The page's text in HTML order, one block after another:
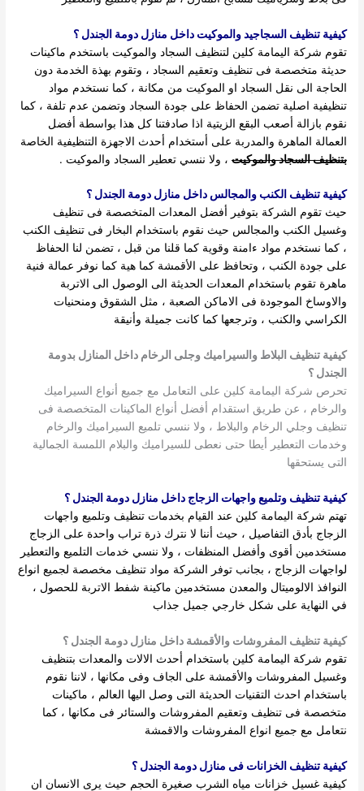
كيفية تنظيف السجاجيد والموكيت داخل منازل دومة الجندل ؟
تقوم شركة اليمامة كلين لتنظيف السجاد والموكيت باستخدم ماكينات
حديثة متخصصة فى تنظيف وتعقيم السجاد ، وتقوم بهذة الخدمة دون
الحاجة الى نقل السجاد او الموكيت من مكانة ، كما نستخدم مواد
تنظيفية اصلية تضمن الحفاظ على جودة السجاد وتضمن عدم تلفة ، كما
نقوم بازالة أصعب البقع الزيتية اذا صادفتنا كل هذا بواسطة أفضل
العمالة الماهرة والمدربة على أستخدام أحدث الاجهزة التنظيفية الخاصة
بتنظيف السجاد والموكيت ، ولا ننسي تعطير السجاد والموكيت .
كيفية تنظيف الكنب والمجالس داخل منازل دومة الجندل ؟
حيث تقوم الشركة بتوفير أفضل المعدات المتخصصة فى تنظيف
وغسيل الكنب والمجالس حيث نقوم باستخدام البخار فى تنظيف الكنب
، كما نستخدم مواد ءامنة وقوية كما قلنا من قبل ، تضمن لنا الحفاظ
على جودة الكنب ، وتحافظ على الأقمشة كما هية كما نوفر عمالة فنية
ماهرة تقوم باستخدام المعدات الحديثة الى الوصول الى الاتربة
والاوساخ الموجودة فى الاماكن الصعبة ، مثل الشقوق ومنحنيات
الكراسي والكنب ، وترجعها كما كانت جميلة وأنيقة
كيفية تنظيف البلاط والسيراميك وجلى الرخام داخل المنازل بدومة
الجندل ؟
تحرص شركة اليمامة كلين على التعامل مع جميع أنواع السيراميك
والرخام ، عن طريق استقدام أفضل أنواع الماكينات المتخصصة فى
تنظيف وجلي الرخام والبلاط ، ولا ننسي تلميع السيراميك والرخام
وخدمات التعطير أيطا حتى نعطى للسيراميك والبلام اللمسة الجمالية
التى يستحقها
كيفية تنظيف وتلميع واجهات الزجاج داخل منازل دومة الجندل ؟
تهتم شركة اليمامة كلين عند القيام بخدمات تنظيف وتلميع واجهات
الزجاج بأدق التفاصيل ، حيث أننا لا نترك ذرة تراب واحدة على الزجاج
مستخدمين أقوى وأفضل المنظفات ، ولا ننسي خدمات التلميع والتعطير
لواجهات الزجاج ، بجانب توفر الشركة مواد تنظيف مخصصة لجميع انواع
النوافذ الالوميتال والمعدن مستخدمين ماكينة شفط الاتربة للحصول ،
في النهاية على شكل خارجي جميل جذاب
كيفية تنظيف المفروشات والأقمشة داخل منازل دومة الجندل ؟
تقوم شركة اليمامة كلين باستخدام أحدث الالات والمعدات بتنظيف
وغسيل المفروشات والأقمشة على الجاف وفى مكانها ، لاننا نقوم
باستخدام احدث التقنيات الحديثة التى وصل اليها العالم ، ماكينات
متخصصة فى تنظيف وتعقيم المفروشات والستائر فى مكانها ، كما
نتعامل مع جميع انواع المفروشات والاقمشة
كيفية تنظيف الخزانات فى منازل دومة الجندل ؟
كيفية غسيل خزانات مياه الشرب صغيرة الحجم حيث يرى الانسان ان